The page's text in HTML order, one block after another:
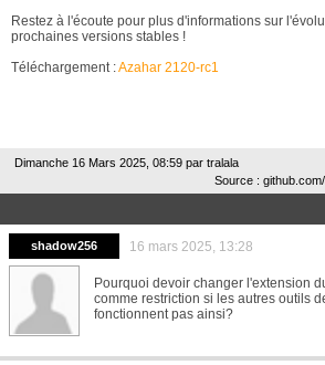
Restez à l'écoute pour plus d'informations sur
prochaines versions stables !
Téléchargement :Azahar 2120-rc1
Dimanche 16 Mars 2025, 08:59 par tralala
Source :
shadow256 16 mars 2025, 13:28
Pourquoi devoir changer l'extension
comme restriction si les autres outils
fonctionnent pas ainsi?